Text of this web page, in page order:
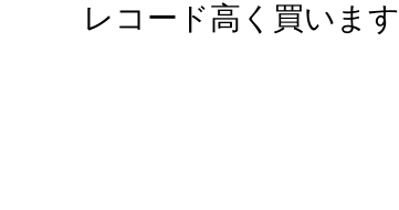
レコード高く買います